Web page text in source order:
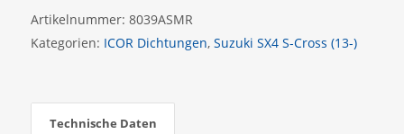
Artikelnummer: 8039ASMR
Kategorien: ICOR Dichtungen, Suzuki SX4 S-Cross (13-)
Technische Daten